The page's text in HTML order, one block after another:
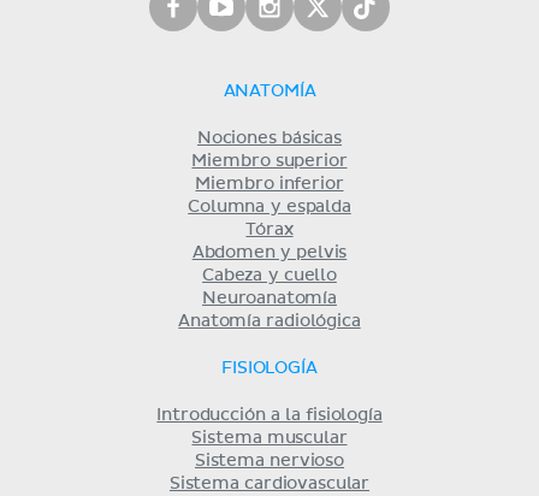
ANATOMÍA
Nociones básicas
Miembro superior
Miembro inferior
Columna y espalda
Tórax
Abdomen y pelvis
Cabeza y cuello
Neuroanatomía
Anatomía radiológica
FISIOLOGÍA
Introducción a la fisiología
Sistema muscular
Sistema nervioso
Sistema cardiovascular